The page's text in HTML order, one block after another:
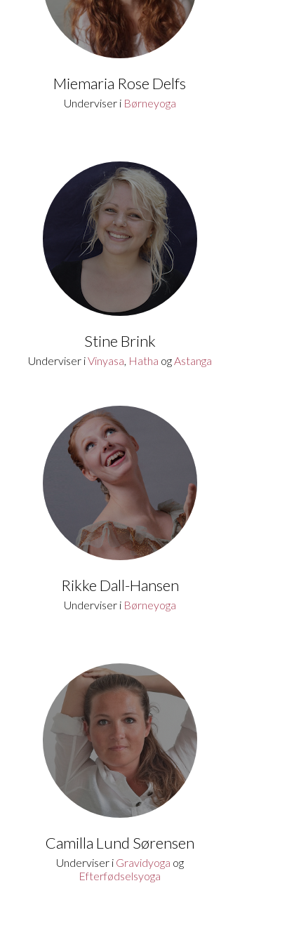
Miemaria Rose Delfs
Underviser i Børneyoga
Stine Brink
Underviser iVinyasa, Hatha ogAstanga
Rikke Dall-Hansen
Underviser i Børneyoga
Camilla Lund Sørensen
Underviser i Gravidyoga og
Efterfødselsyoga